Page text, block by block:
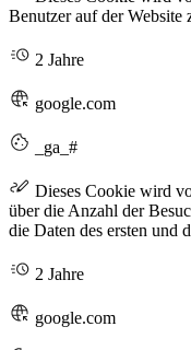
Benutzer auf der Website
2 Jahre
google.com
_ga_#
Dieses Cookie wird
über die Anzahl der
die Daten des ersten und
2 Jahre
google.com